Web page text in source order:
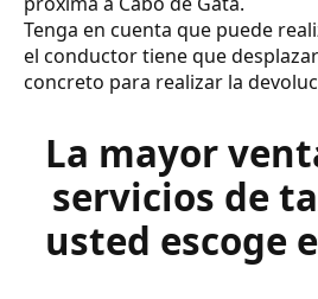
Tenga en cuenta que puede
el conductor tiene que
concreto para realizar la
La mayor
servicios de
usted escoge